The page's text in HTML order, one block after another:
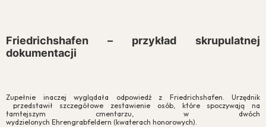
Friedrichshafen – przykład skrupulatnej
dokumentacji
Zupełnie inaczej wyglądała odpowiedź z Friedrichshafen. Urzędnik
przedstawił szczegółowe zestawienie osób, które spoczywają na
tamtejszym cmentarzu, w dwóch
wydzielonych Ehrengrabfeldern (kwaterach honorowych).